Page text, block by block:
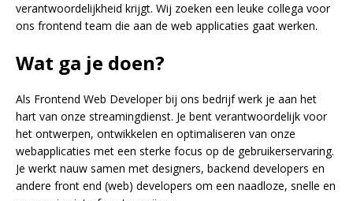
verantwoordelijkheid krijgt. Wij zoeken een leuke collega voor
ons frontend team die aan de web applicaties gaat werken.
Wat ga je doen?
Als Frontend Web Developer bij ons bedrijf werk je aan het
hart van onze streamingdienst. Je bent verantwoordelijk voor
het ontwerpen, ontwikkelen en optimaliseren van onze
webapplicaties met een sterke focus op de gebruikerservaring.
Je werkt nauw samen met designers, backend developers en
andere front end (web) developers om een naadloze, snelle en